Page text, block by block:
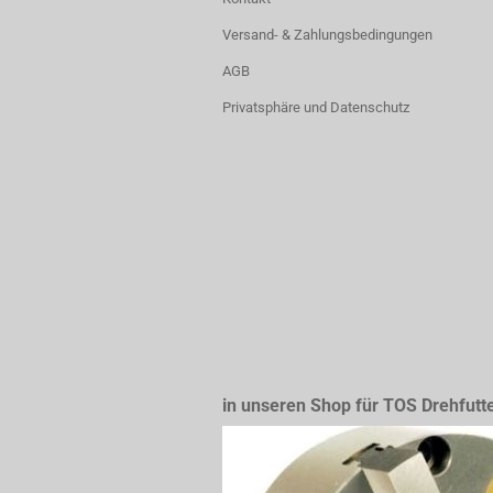
Versand- & Zahlungsbedingungen
AGB
Privatsphäre und Datenschutz
in unseren Shop für TOS